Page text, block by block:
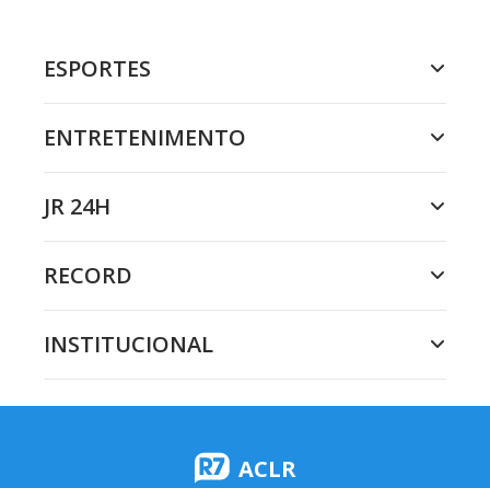
ESPORTES
ENTRETENIMENTO
JR 24H
RECORD
INSTITUCIONAL
ACLR